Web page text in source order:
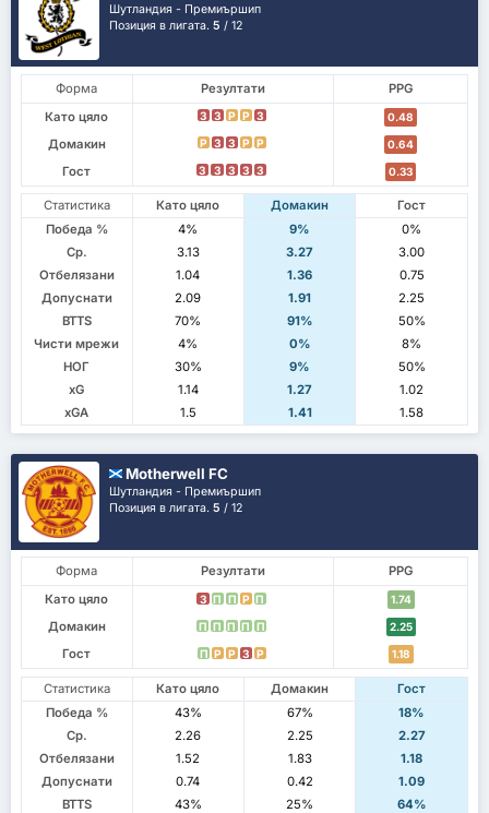
Шутландия - Премиършип
Позиция в лигата.5 / 12
Форма Резултати
PPG
Като цяло
З З P P З 0.48
Домакин P З З P P 0.64
Гост З З З З З 0.33
Статистика Като цяло Домакин
Гост
Победа %
4% 9%
0%
Ср.
3.13 3.27
3.00
Отбелязани
1.04 1.36
0.75
Допуснати
2.09 1.91
2.25
BTTS
70% 91%
50%
Чисти мрежи
4% 0%
8%
НОГ
30% 9%
50%
xG
1.14 1.27
1.02
xGA
1.5 1.41 1.58
Motherwell FC
Шутландия - Премиършип
Позиция в лигата.5 / 12
Форма Резултати
PPG
Като цяло
З П П P П 1.74
Домакин П П П П П 2.25
Гост П P P З P 1.18
Статистика Като цяло Домакин
Гост
Победа %
43% 67%
18%
Ср.
2.26 2.25
2.27
Отбелязани
1.52 1.83
1.18
Допуснати
0.74 0.42
1.09
BTTS
43% 25%
64%